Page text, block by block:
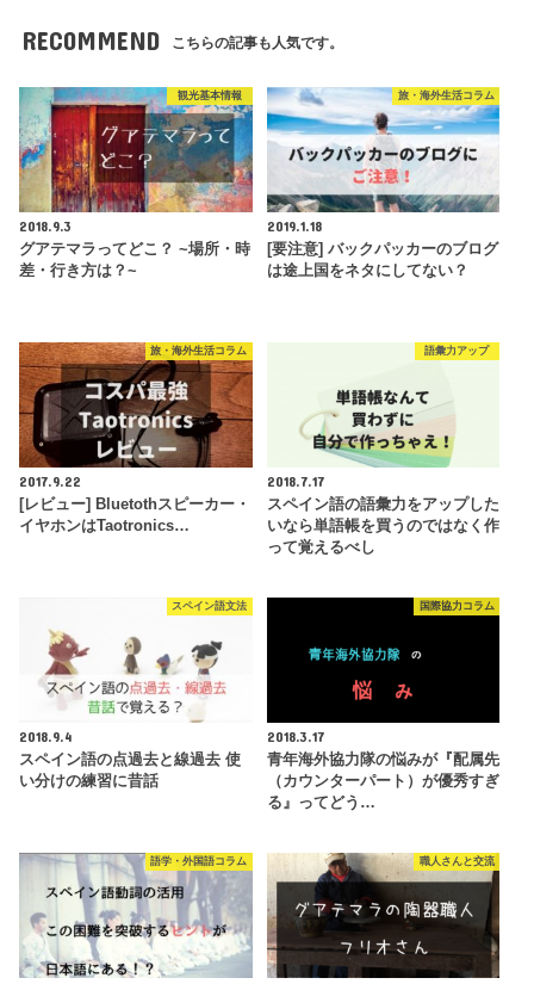
RECOMMEND こちらの記事も人気です。
観光基本情報
2018.9.3
グアテマラってどこ？ ~場所・時
差・行き方は？~
旅・海外生活コラム
2019.1.18
[要注意] バックパッカーのブログ
は途上国をネタにしてない？
旅・海外生活コラム
2017.9.22
[レビュー] Bluetothスピーカー・
イヤホンはTaotronics…
語彙力アップ
2018.7.17
スペイン語の語彙力をアップした
いなら単語帳を買うのではなく作
って覚えるべし
スペイン語文法
2018.9.4
スペイン語の点過去と線過去 使
い分けの練習に昔話
国際協力コラム
2018.3.17
青年海外協力隊の悩みが『配属先
（カウンターパート）が優秀すぎ
る』ってどう…
語学・外国語コラム 職人さんと交流